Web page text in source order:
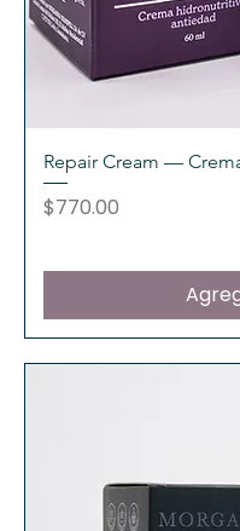
Repair Cream —
Precio
$770.00